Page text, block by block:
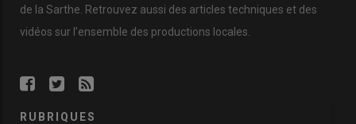
de la Sarthe. Retrouvez aussi des articles techniques et des
vidéos sur l’ensemble des productions locales.
RUBRIQUES